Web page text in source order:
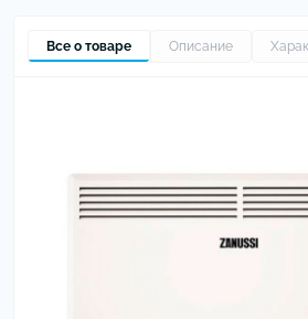
Все о товаре Описание